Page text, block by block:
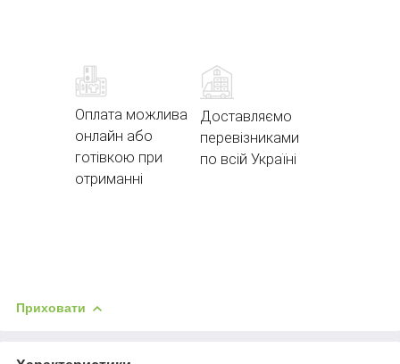
Оплата можлива
онлайн або
готівкою при
отриманні
Доставляємо
перевізниками
по всій Україні
Приховати